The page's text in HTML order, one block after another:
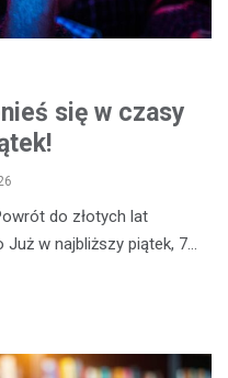
się w czasy
do złotych lat
w najbliższy piątek, 7…